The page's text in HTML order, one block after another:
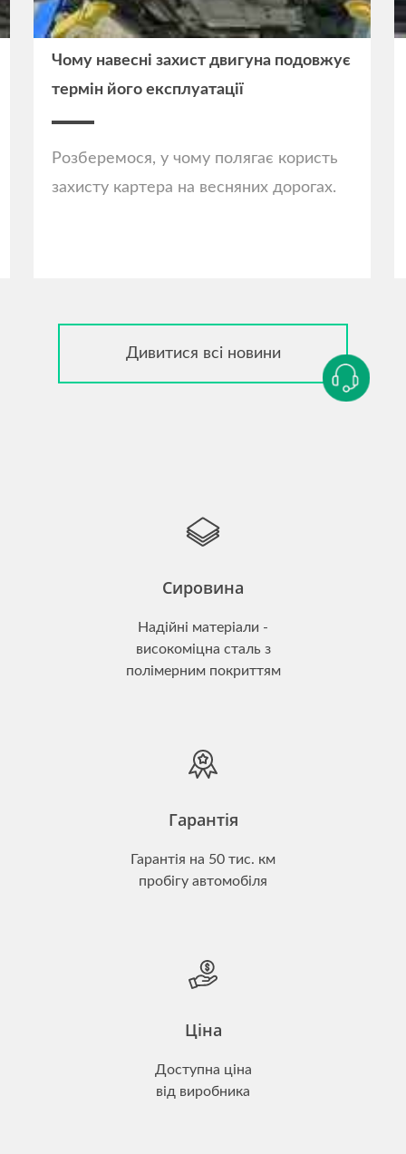
Чому навесні захист двигуна подовжує
термін його експлуатації
Розберемося, у чому полягає користь
захисту картера на весняних дорогах.
Дивитися всі новини
Сировина
Надійні матеріали -
високоміцна сталь з
полімерним покриттям
Гарантія
Гарантія на 50 тис. км
пробігу автомобіля
Ціна
Доступна ціна
від виробника